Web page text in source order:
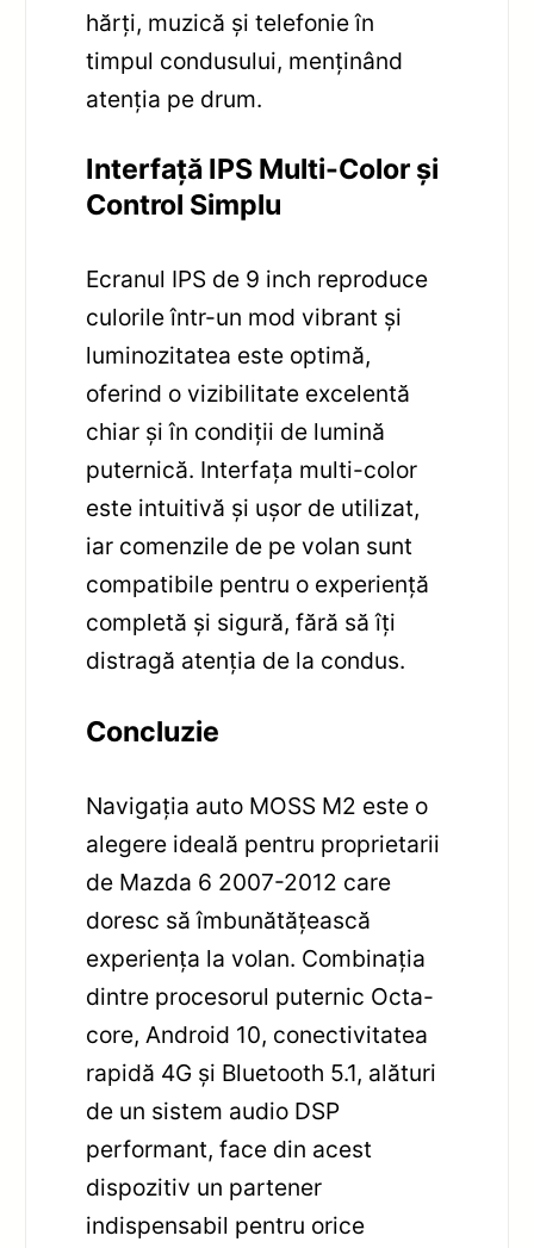
hărți, muzică și telefonie în
timpul condusului, menținând
atenția pe drum.
Interfață IPS Multi-Color și
Control Simplu
Ecranul IPS de 9 inch reproduce
culorile într-un mod vibrant și
luminozitatea este optimă,
oferind o vizibilitate excelentă
chiar și în condiții de lumină
puternică. Interfața multi-color
este intuitivă și ușor de utilizat,
iar comenzile de pe volan sunt
compatibile pentru o experiență
completă și sigură, fără să îți
distragă atenția de la condus.
Concluzie
Navigația auto MOSS M2 este o
alegere ideală pentru proprietarii
de Mazda 6 2007-2012 care
doresc să îmbunătățească
experiența la volan. Combinația
dintre procesorul puternic Octa-
core, Android 10, conectivitatea
rapidă 4G și Bluetooth 5.1, alături
de un sistem audio DSP
performant, face din acest
dispozitiv un partener
indispensabil pentru orice